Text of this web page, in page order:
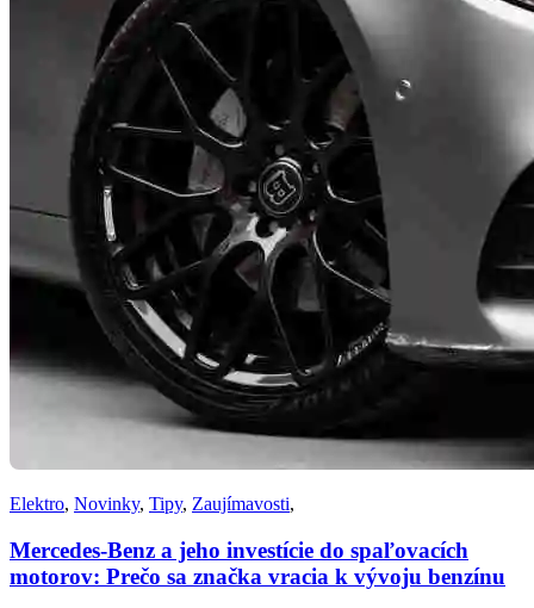
Elektro, Novinky, Tipy, Zaujímavosti,
Mercedes-Benz a jeho investície do spaľovacích
motorov: Prečo sa značka vracia k vývoju benzínu